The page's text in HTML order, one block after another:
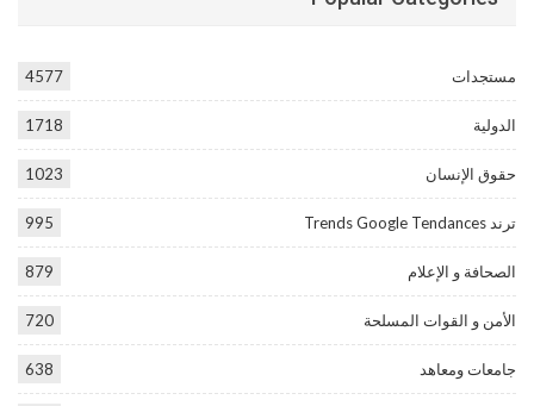
مستجدات 4577
الدولية 1718
حقوق الإنسان 1023
ترند Trends Google Tendances 995
الصحافة و الإعلام 879
الأمن و القوات المسلحة 720
جامعات ومعاهد 638